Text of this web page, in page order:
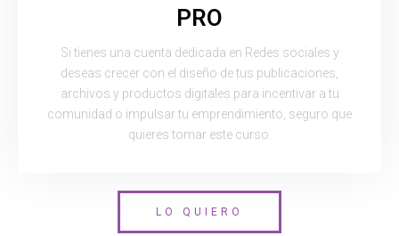
PRO
Si tienes una cuenta dedicada en Redes sociales y
deseas crecer con el diseño de tus publicaciones,
archivos y productos digitales para incentivar a tu
comunidad o impulsar tu emprendimiento, seguro que
quieres tomar este curso.
LO QUIERO